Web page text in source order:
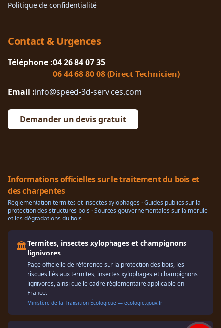
Politique de confidentialité
Contact & Urgences
Téléphone :04 26 84 07 35
06 44 68 80 08 (Direct Technicien)
Email :info@speed-3d-services.com
Demander un devis gratuit
Informations officielles sur le traitement du bois et
des charpentes
Réglementation termites et insectes xylophages · Guides publics sur la
protection des structures bois · Sources gouvernementales sur la mérule
et les dégradations du bois
🏛️Termites, insectes xylophages et champignons
lignivores
Page officielle de référence sur la protection des bois, les
risques liés aux termites, insectes xylophages et champignons
lignivores, ainsi que le cadre réglementaire applicable en
France.
Ministère de la Transition Écologique — ecologie.gouv.fr